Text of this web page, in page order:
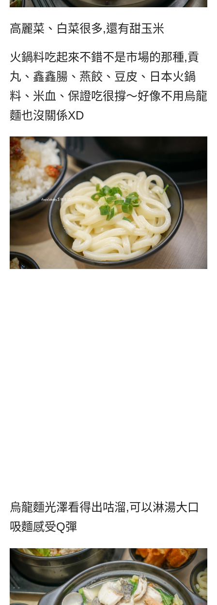
高麗菜、白菜很多,還有甜玉米
火鍋料吃起來不錯不是市場的那種,貢
丸、鑫鑫腸、燕餃、豆皮、日本火鍋
料、米血、保證吃很撐～好像不用烏龍
麵也沒關係XD
烏龍麵光澤看得出咕溜,可以淋湯大口
吸麵感受Q彈